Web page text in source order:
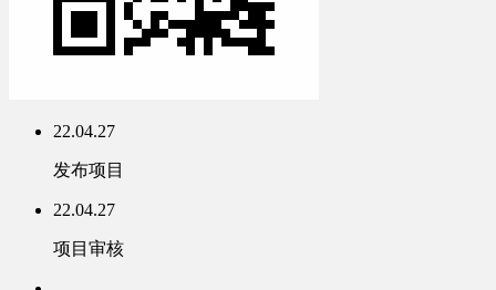
22.04.27
发布项目
22.04.27
项目审核